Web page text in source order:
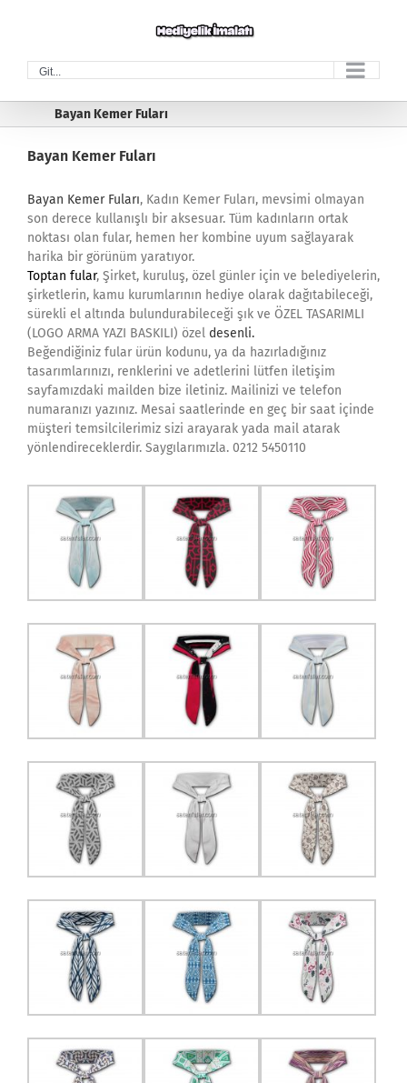
Git...
Bayan Kemer Fuları
Bayan Kemer Fuları
Bayan Kemer Fuları, Kadın Kemer Fuları, mevsimi olmayan
son derece kullanışlı bir aksesuar. Tüm kadınların ortak
noktası olan fular, hemen her kombine uyum sağlayarak
harika bir görünüm yaratıyor.
Toptan fular, Şirket, kuruluş, özel günler için ve belediyelerin,
şirketlerin, kamu kurumlarının hediye olarak dağıtabileceği,
sürekli el altında bulundurabileceği şık ve ÖZEL TASARIMLI
(LOGO ARMA YAZI BASKILI) özel desenli.
Beğendiğiniz fular ürün kodunu, ya da hazırladığınız
tasarımlarınızı, renklerini ve adetlerini lütfen iletişim
sayfamızdaki mailden bize iletiniz. Mailinizi ve telefon
numaranızı yazınız. Mesai saatlerinde en geç bir saat içinde
müşteri temsilcilerimiz sizi arayarak yada mail atarak
yönlendireceklerdir. Saygılarımızla. 0212 5450110